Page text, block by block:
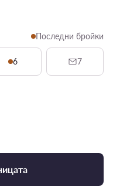
Последни бройки
6 7